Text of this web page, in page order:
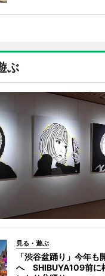
ぶ
見る・遊ぶ
「渋谷盆踊り」今年も
へ SHIBUYA109前に